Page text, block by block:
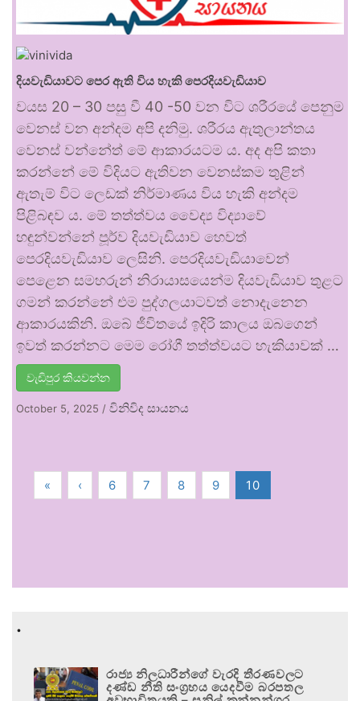
දියවැඩියාවට පෙර ඇති විය හැකි පෙරදියවැඩියාව
වයස 20 – 30 පසු වී 40 -50 වන විට ශරීරයේ පෙනුම
වෙනස් වන අන්දම අපි දනිමු. ශරීරය ඇතුලාන්තය
වෙනස් වන්නේත් මේ ආකාරයටම ය. අද අපි කතා
කරන්නේ මේ විදියට ඇතිවන වෙනස්කම තුළින්
ඇතැම් විට ලෙඩක් නිර්මාණය විය හැකි අන්දම
පිළිබඳව ය. මේ තත්ත්වය වෛද්‍ය විද්‍යාවේ
හඳුන්වන්නේ පූර්ව දියවැඩියාව හෙවත්
පෙරදියවැඩියාව ලෙසිනි. පෙරදියවැඩියාවෙන්
පෙළෙන සමහරුන් නිරායාසයෙන්ම දියවැඩියාව තුළට
ගමන් කරන්නේ එම පුද්ගලයාටවත් නොදැනෙන
ආකාරයකිනි. ඔබේ ජීවිතයේ ඉදිරි කාලය ඔබගෙන්
ඉවත් කරන්නට මෙම රෝගී තත්ත්වයට හැකියාවක් …
වැඩිපුර කියවන්න
October 5, 2025 / විනිවිද සායනය
« ‹ 6 7 8 9 10
.
රාජ්‍ය නිලධාරීන්ගේ වැරදි තීරණවලට
දණ්ඩ නීති සංග්‍රහය යෙදවීම බරපතල